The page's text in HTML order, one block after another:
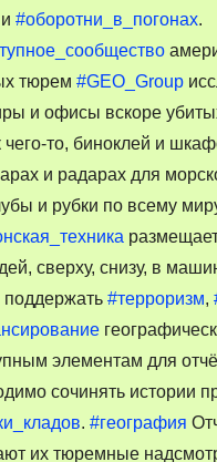
и #оборотни_в_погонах.
тюрем #GEO_Group
и офисы вскоре
чего-то, биноклей и
и радарах для
и рубки по всему
сверху, снизу, в
#терроризм,
элементам для
сочинять истории
. #география
их тюремные